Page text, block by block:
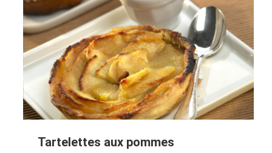
Tartelettes aux pommes